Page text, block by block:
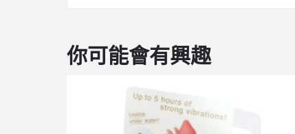
你可能會有興趣